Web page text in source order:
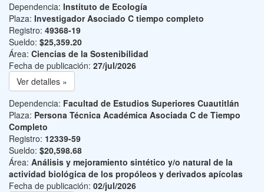
Dependencia: Instituto de Ecología
Plaza: Investigador Asociado C tiempo completo
Registro: 49368-19
Sueldo: $25,359.20
Área: Ciencias de la Sostenibilidad
Fecha de publicación: 27/jul/2026
Ver detalles »
Dependencia: Facultad de Estudios Superiores Cuautitlán
Plaza: Persona Técnica Académica Asociada C de Tiempo
Completo
Registro: 12339-59
Sueldo: $20,598.68
Área: Análisis y mejoramiento sintético y/o natural de la
actividad biológica de los propóleos y derivados apícolas
Fecha de publicación: 02/jul/2026